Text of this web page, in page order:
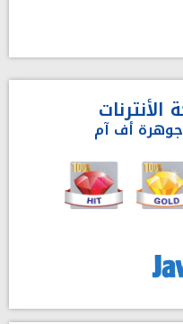
أف آم